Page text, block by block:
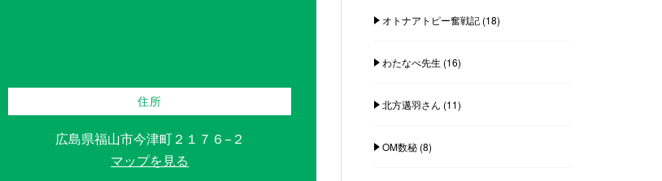
住所
広島県福山市今津町２１７６−２
マップを見る
オトナアトピー奮戦記(18)
わたなべ先生 (16)
北方邁羽さん (11)
OM数秘(8)